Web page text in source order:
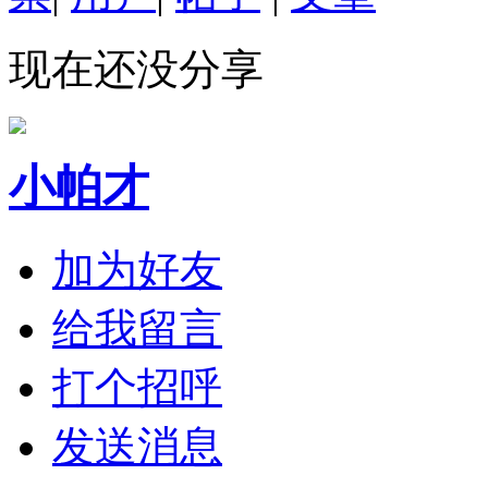
现在还没分享
小帕才
加为好友
给我留言
打个招呼
发送消息